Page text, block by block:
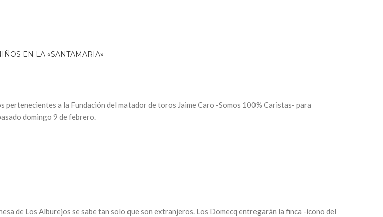
a la Fundación del matador de toros Jaime Caro -Somos 100% Caristas- para
domingo 9 de febrero.
de Los Alburejos se sabe tan solo que son extranjeros. Los Domecq entregarán la finca -ícono del